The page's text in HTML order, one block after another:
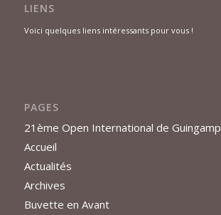
LIENS
Voici quelques liens intéressants pour vous !
PAGES
21ème Open International de Guingamp
Accueil
Actualités
Archives
Buvette en Avant